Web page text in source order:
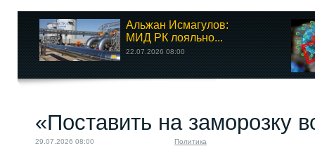
Альжан Исмагулов:
МИД РК лояльно...
22.07.2026 08:00
«Поставить на заморозку
29.07.2026 08:00 Политика